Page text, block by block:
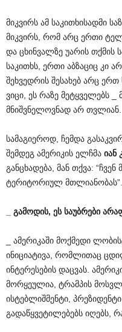
მიკვირს ამ საკითხისადმი
მიკვირს, რომ არც ერთი
და ცხინვალზე უარის
საკითხს, ერთი აბზაციც კი
შეხვედრის შესახებ არც
ვიცი, ეს რაზე მეტყველებს
მნიშვნელოვნად არ თვლიან.
სამაგიეროდ, ჩემდა
შემდეგ ამერიკის ელჩმა იან
განცხადება, მან თქვა:
ტერიტორიულ მთლიანობას”.
გამოდის, ეს საუბრები
_ ამერიკაში მოქმედი
ინიციატივა, რომლითაც
ინტერესების დაცვას.
მორყეულია, ტრამპის
ისტებლიშმენტი,
გადაწყვეტილებებს იღებს,